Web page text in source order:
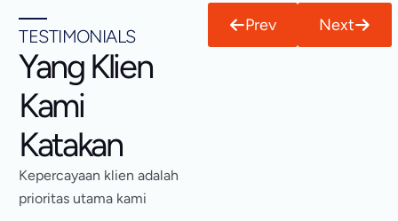
TESTIMONIALS
Yang Klien
Kami
Katakan
Kepercayaan klien adalah
prioritas utama kami
Prev Next